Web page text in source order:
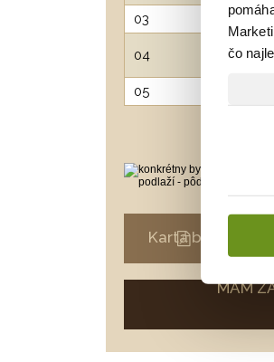
03
Izba II.
04
05
Karta bytu
MÁM
čo